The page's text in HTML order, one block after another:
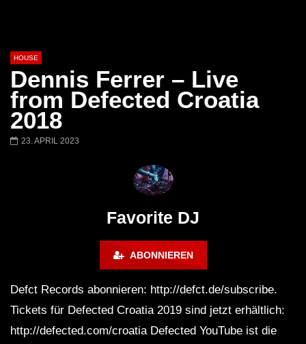
00:20:23
Maravilla @ Tecate Pal Norte
2023 Monterrey NL 3 31 23
HOUSE
Dennis Ferrer – Live
from Defected Croatia
2018
23. APRIL 2023
Favorite DJ
ABONNIEREN
Defct Records abonnieren: http://defct.de/subscribe.
Tickets für Defected Croatia 2019 sind jetzt erhältlich:
http://defected.com/croatia Defected YouTube ist die